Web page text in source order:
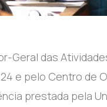
Geral das
e pelo Centro de
prestada pela